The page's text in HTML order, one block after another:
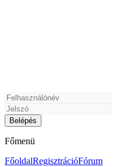
Főmenü
FőoldalRegisztrációFórum